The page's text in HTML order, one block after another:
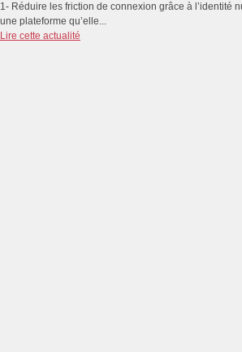
1- Réduire les friction de connexion grâce à l’identité
une plateforme qu’elle...
Lire cette actualité